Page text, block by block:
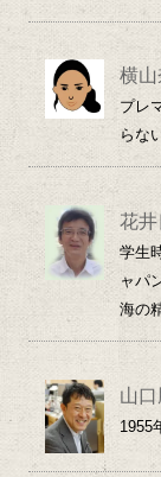
横
プレ
らな
花
学生
ャパ
海の
山
1955